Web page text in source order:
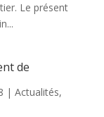
Le présent
de
| Actualités,